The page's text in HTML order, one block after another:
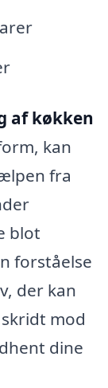
af køkken
kan
fra
blot
forståelse
der kan
mod
dine